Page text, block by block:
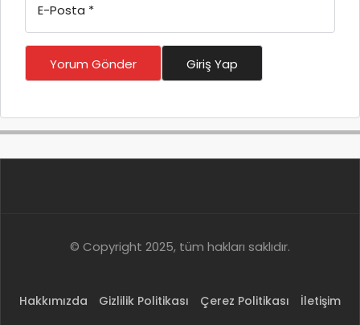
E-Posta *
Yorum Gönder Giriş Yap
© Copyright 2025, tüm hakları saklıdır.
Hakkımızda Gizlilik Politikası Çerez Politikası İletişim